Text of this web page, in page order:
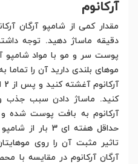
آرکانوم
مقدار کمی از شامپو آرگان
دقیقه ماساژ دهید. توجه
پوست سر و مو با مواد شامپو
موهای بلندی دارید آن را
کنید. ماساژ دادن سبب جذب و
آرکانوم به بافت پوست شده و
حداقل هفته ای 3
تاثیر مثبت آن را روی
آرگان آرکانوم در مقایسه با